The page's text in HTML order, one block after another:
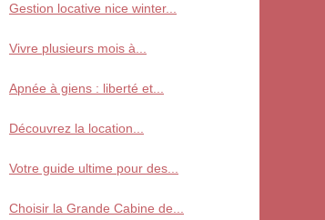
Gestion locative nice winter...
Vivre plusieurs mois à...
Apnée à giens : liberté et...
Découvrez la location...
Votre guide ultime pour des...
Choisir la Grande Cabine de...